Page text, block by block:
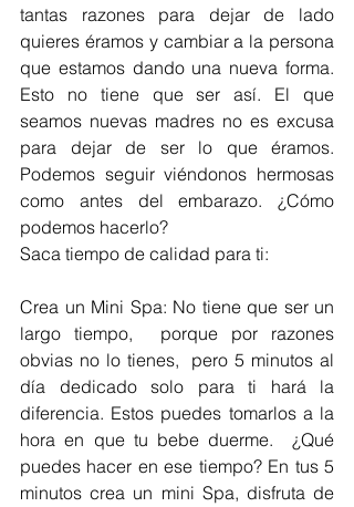
tantas razones para dejar de lado
quieres éramos y cambiar a la persona
que estamos dando una nueva forma.
Esto no tiene que ser así. El que
seamos nuevas madres no es excusa
para dejar de ser lo que éramos.
Podemos seguir viéndonos hermosas
como antes del embarazo. ¿Cómo
podemos hacerlo?
Saca tiempo de calidad para ti:
Crea un Mini Spa: No tiene que ser un
largo tiempo,  porque por razones
obvias no lo tienes,  pero 5 minutos al
día dedicado solo para ti hará la
diferencia. Estos puedes tomarlos a la
hora en que tu bebe duerme.  ¿Qué
puedes hacer en ese tiempo? En tus 5
minutos crea un mini Spa, disfruta de